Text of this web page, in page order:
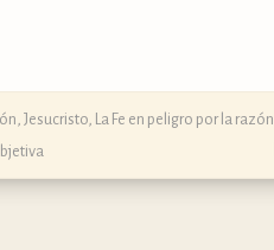
Jesucristo La Fe en peligro por la razón